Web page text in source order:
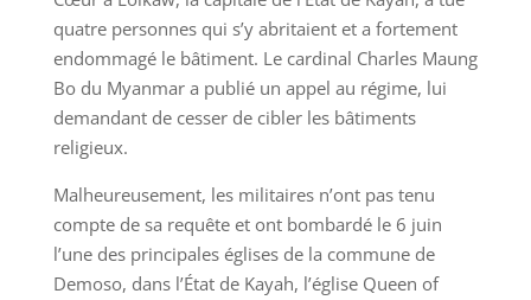
quatre personnes qui s’y abritaient et a fortement
endommagé le bâtiment. Le cardinal Charles Maung
Bo du Myanmar a publié un appel au régime, lui
demandant de cesser de cibler les bâtiments
religieux.
Malheureusement, les militaires n’ont pas tenu
compte de sa requête et ont bombardé le 6 juin
l’une des principales églises de la commune de
Demoso, dans l’État de Kayah, l’église Queen of